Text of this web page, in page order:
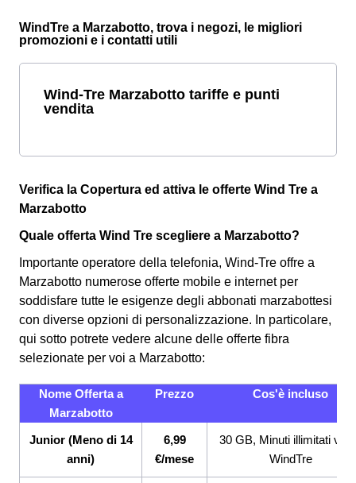
WindTre a Marzabotto, trova i negozi, le migliori
promozioni e i contatti utili
Wind-Tre Marzabotto tariffe e punti
vendita
Verifica la Copertura ed attiva le offerte Wind Tre a
Marzabotto
Quale offerta Wind Tre scegliere a Marzabotto?
Importante operatore della telefonia, Wind-Tre offre a
Marzabotto numerose offerte mobile e internet per
soddisfare tutte le esigenze degli abbonati marzabottesi
con diverse opzioni di personalizzazione. In particolare,
qui sotto potrete vedere alcune delle offerte fibra
selezionate per voi a Marzabotto:
Nome Offerta a
Marzabotto
Prezzo Cos'è incluso
Junior (Meno di 14
anni)
6,99
€/mese
30 GB, Minuti illimitati
WindTre